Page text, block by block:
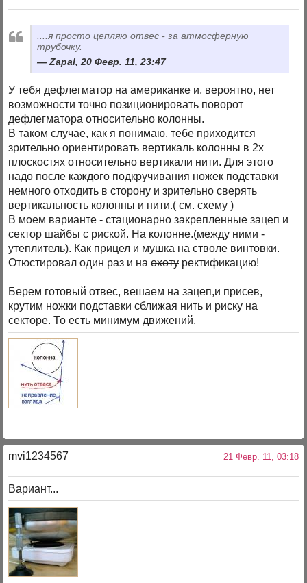
....я просто цепляю отвес - за атмосферную
трубочку.
Zapal, 20 Февр. 11, 23:47
У тебя дефлегматор на американке и, вероятно, нет
возможности точно позиционировать поворот
дефлегматора относительно колонны.
В таком случае, как я понимаю, тебе приходится
зрительно ориентировать вертикаль колонны в 2х
плоскостях относительно вертикали нити. Для этого
надо после каждого подкручивания ножек подставки
немного отходить в сторону и зрительно сверять
вертикальность колонны и нити.( см. схему )
В моем варианте - стационарно закрепленные зацеп и
сектор шайбы с риской. На колонне.(между ними -
утеплитель). Как прицел и мушка на стволе винтовки.
Отюстировал один раз и наохоту ректификацию!
Берем готовый отвес, вешаем на зацеп,и присев,
крутим ножки подставки сближая нить и риску на
секторе. То есть минимум движений.
mvi1234567 21 Февр. 11, 03:18
Вариант...